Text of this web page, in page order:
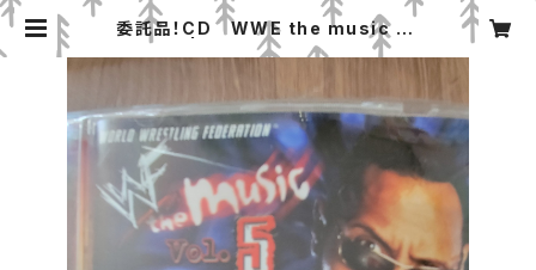
委託品！CD WWE the music vo
l.5 中古 | みちのくプロレス「プロレス
グッズ屋」オンラインショップ